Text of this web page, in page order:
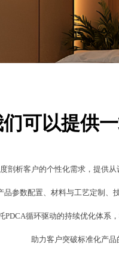
可以提供
剖析客户的个性化需求，提供
品参数配置、材料与工艺定制、
PDCA循环驱动的持续优化体系
助力客户突破标准化产品